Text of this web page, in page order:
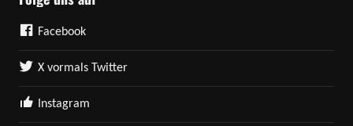
Facebook
X vormals Twitter
Instagram